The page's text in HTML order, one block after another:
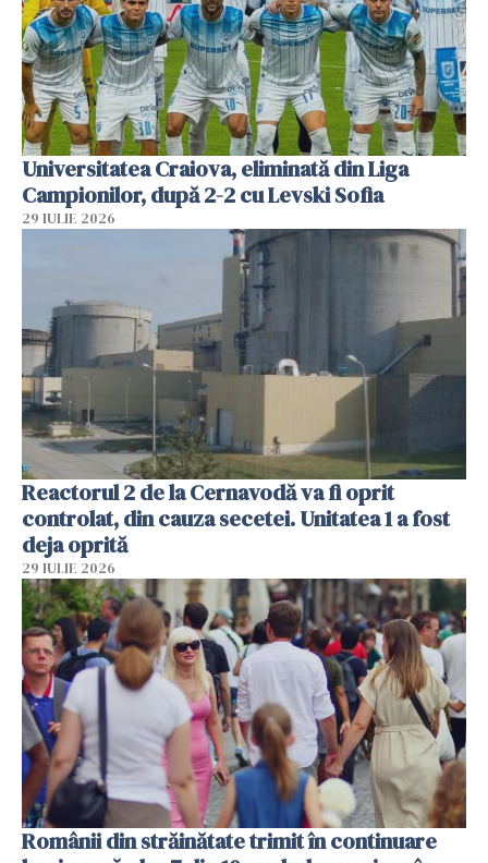
Universitatea Craiova, eliminată din Liga
Campionilor, după 2-2 cu Levski Sofia
29 IULIE 2026
Reactorul 2 de la Cernavodă va fi oprit
controlat, din cauza secetei. Unitatea 1 a fost
deja oprită
29 IULIE 2026
Românii din străinătate trimit în continuare